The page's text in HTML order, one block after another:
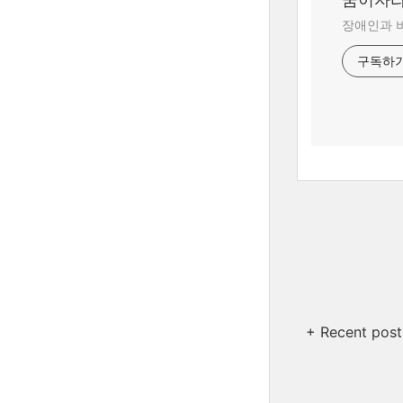
장애인과
구독하
+ Recent